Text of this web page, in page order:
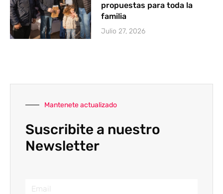
propuestas para toda la
familia
Julio 27, 2026
Mantenete actualizado
Suscribite a nuestro
Newsletter